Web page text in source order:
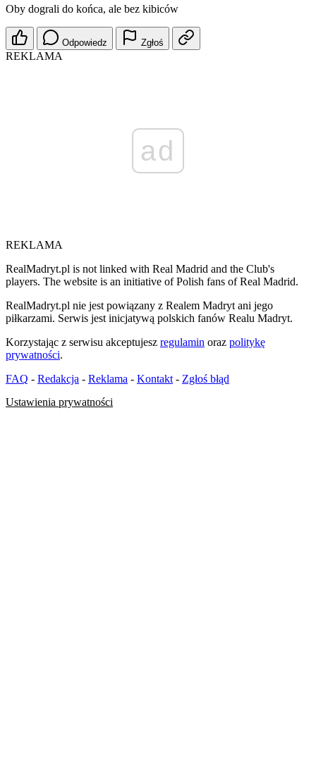
Oby dograli do końca, ale bez kibiców
Odpowiedz Zgłoś
REKLAMA
ad
REKLAMA
RealMadryt.pl is not linked with Real Madrid and the Club's
players. The website is an initiative of Polish fans of Real Madrid.
RealMadryt.pl nie jest powiązany z Realem Madryt ani jego
piłkarzami. Serwis jest inicjatywą polskich fanów Realu Madryt.
Korzystając z serwisu akceptujesz regulamin oraz politykę
prywatności.
FAQ - Redakcja - Reklama - Kontakt - Zgłoś błąd
Ustawienia prywatności